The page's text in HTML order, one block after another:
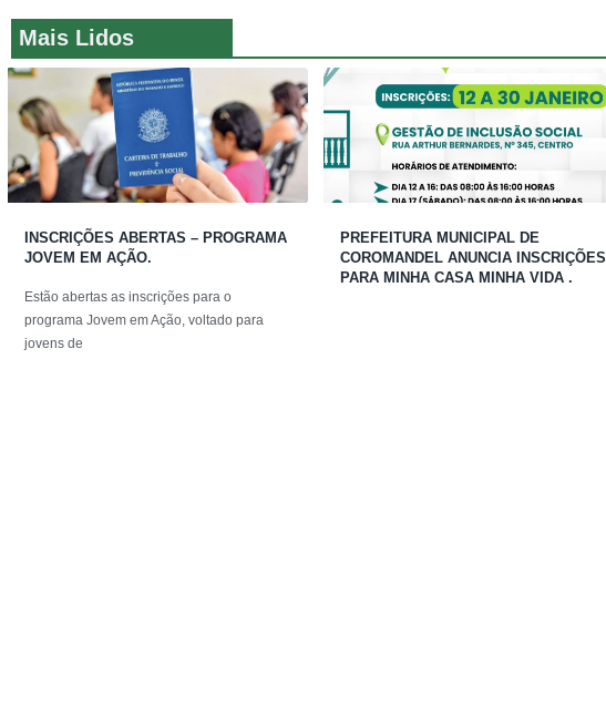
Mais Lidos
INSCRIÇÕES ABERTAS – PROGRAMA
JOVEM EM AÇÃO.
Estão abertas as inscrições para o
programa Jovem em Ação, voltado para
jovens de
PREFEITURA MUNICIPAL DE
COROMANDEL ANUNCIA INSCRIÇÕES
PARA MINHA CASA MINHA VIDA .